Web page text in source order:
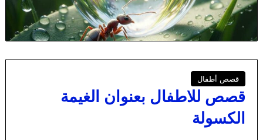
قصص أطفال
قصص للاطفال بعنوان الغيمة
الكسولة